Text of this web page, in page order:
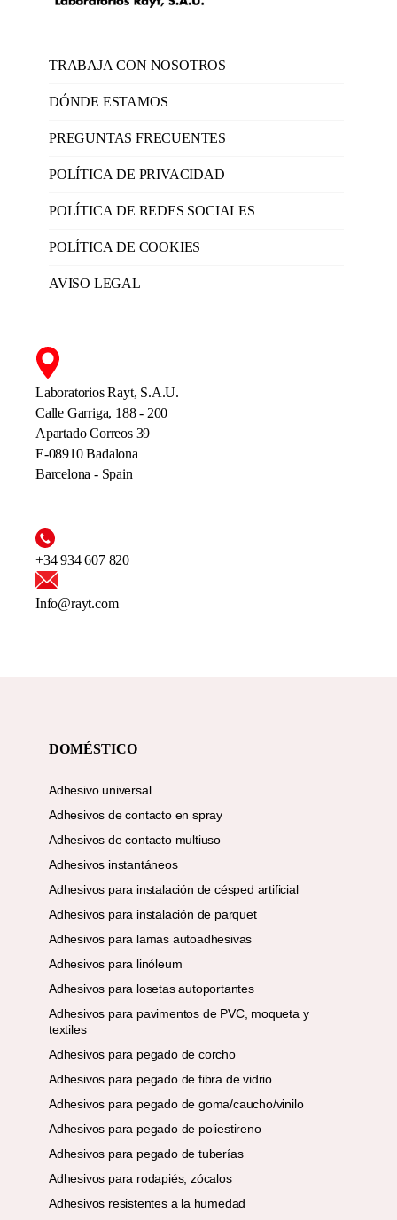
TRABAJA CON NOSOTROS
DÓNDE ESTAMOS
PREGUNTAS FRECUENTES
POLÍTICA DE PRIVACIDAD
POLÍTICA DE REDES SOCIALES
POLÍTICA DE COOKIES
AVISO LEGAL
Laboratorios Rayt, S.A.U.
Calle Garriga, 188 - 200
Apartado Correos 39
E-08910 Badalona
Barcelona - Spain
+34 934 607 820
Info@rayt.com
DOMÉSTICO
Adhesivo universal
Adhesivos de contacto en spray
Adhesivos de contacto multiuso
Adhesivos instantáneos
Adhesivos para instalación de césped artificial
Adhesivos para instalación de parquet
Adhesivos para lamas autoadhesivas
Adhesivos para linóleum
Adhesivos para losetas autoportantes
Adhesivos para pavimentos de PVC, moqueta y
textiles
Adhesivos para pegado de corcho
Adhesivos para pegado de fibra de vidrio
Adhesivos para pegado de goma/caucho/vinilo
Adhesivos para pegado de poliestireno
Adhesivos para pegado de tuberías
Adhesivos para rodapiés, zócalos
Adhesivos resistentes a la humedad